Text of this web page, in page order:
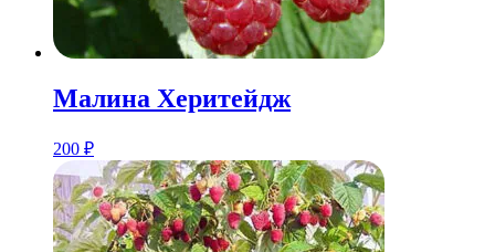
Малина Херитейдж
200 ₽